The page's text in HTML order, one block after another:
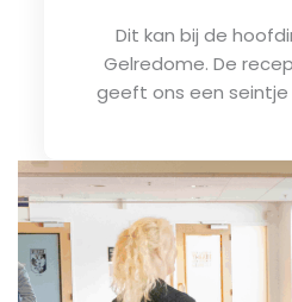
Dit kan bij de
Gelredome. De
geeft ons een